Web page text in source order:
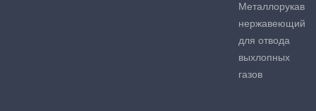
Металлорукав
нержавеющий
для отвода
выхлопных
газов